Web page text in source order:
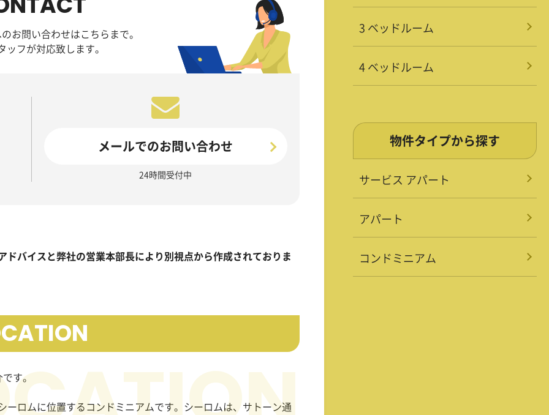
お問い合わせはこちらまで。
ッフが対応致します。
メールでのお問い合わせ
24時間受付中
バイスと弊社の営業本部長により別視点から作成されておりま
す。
ロムに位置するコンドミニアムです。シーロムは、サトーン通
3 ベッドルーム
4 ベッドルーム
物件タイプから探す
サービス アパート
アパート
コンドミニアム